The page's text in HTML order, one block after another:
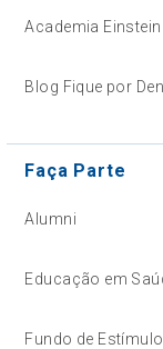
Academia
Blog Fique por
Faça Parte
Alumni
Educação em
Fundo de